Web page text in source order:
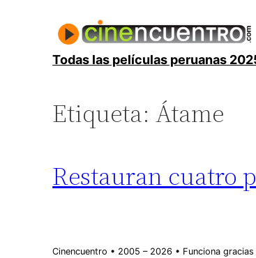
contenidoTodas las películas peruanas
Etiqueta:Átame
Restauran cuatro
Cinencuentro • 2005 – 2026 • Funciona